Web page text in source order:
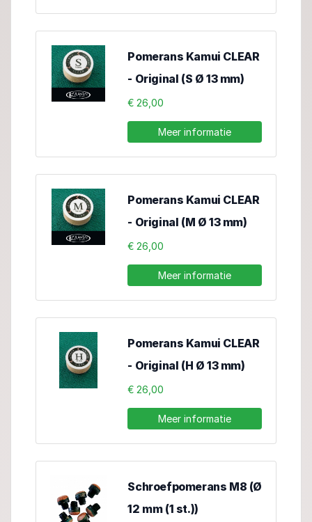
Pomerans Kamui CLEAR
- Original (S Ø 13 mm)
€ 26,00
Meer informatie
Pomerans Kamui CLEAR
- Original (M Ø 13 mm)
€ 26,00
Meer informatie
Pomerans Kamui CLEAR
- Original (H Ø 13 mm)
€ 26,00
Meer informatie
Schroefpomerans M8 (Ø
12 mm (1 st.))